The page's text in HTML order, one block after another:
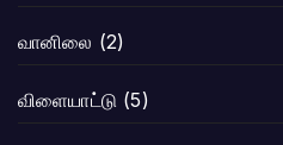
வானிலை (2)
விளையாட்டு (5)